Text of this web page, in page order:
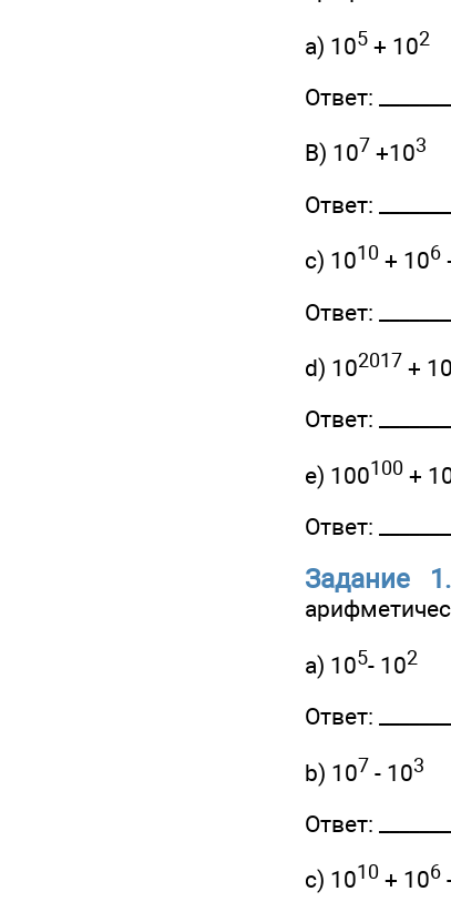
a) 105 + 102
Ответ:
B) 107 +103
Ответ:
c) 1010 + 106
Ответ:
d) 102017 + 10
Ответ:
e) 100100 +
Ответ:
Задание
a) 105- 102
Ответ:
b) 107 - 103
Ответ:
c) 1010 + 106